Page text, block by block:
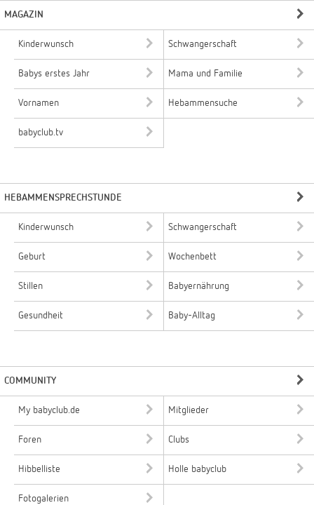
MAGAZIN
Kinderwunsch Schwangerschaft
Babys erstes Jahr Mama und Familie
Vornamen Hebammensuche
babyclub.tv
HEBAMMENSPRECHSTUNDE
Kinderwunsch Schwangerschaft
Geburt Wochenbett
Stillen Babyernährung
Gesundheit Baby-Alltag
COMMUNITY
My babyclub.de Mitglieder
Foren Clubs
Hibbelliste Holle babyclub
Fotogalerien